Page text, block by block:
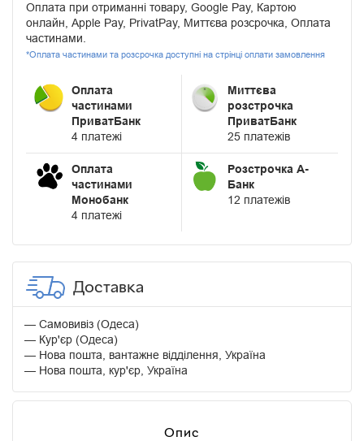
Оплата при отриманні товару, Google Pay, Картою
онлайн, Apple Pay, PrivatPay, Миттєва розсрочка, Оплата
частинами.
*Оплата частинами та розсрочка доступні на стрінці оплати замовлення
Оплата
частинами
ПриватБанк
4 платежі
Миттєва
розстрочка
ПриватБанк
25 платежів
Оплата
частинами
Монобанк
4 платежі
Розстрочка А-
Банк
12 платежів
Доставка
Самовивіз (Одеса)
Кур'єр (Одеса)
Нова пошта, вантажне відділення, Україна
Нова пошта, кур'єр, Україна
Опис